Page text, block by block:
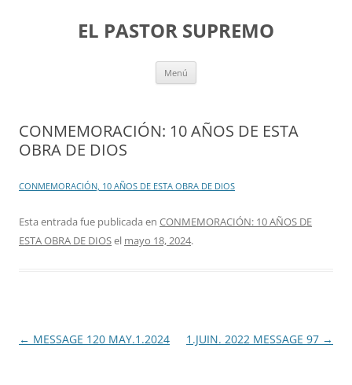
EL PASTOR SUPREMO
Menú
CONMEMORACIÓN: 10 AÑOS DE ESTA
OBRA DE DIOS
CONMEMORACIÓN, 10 AÑOS DE ESTA OBRA DE DIOS
Esta entrada fue publicada en CONMEMORACIÓN: 10 AÑOS DE
ESTA OBRA DE DIOSel mayo 18, 2024.
Navegación
← MESSAGE 120 MAY.1.2024 1.JUIN. 2022 MESSAGE 97 →